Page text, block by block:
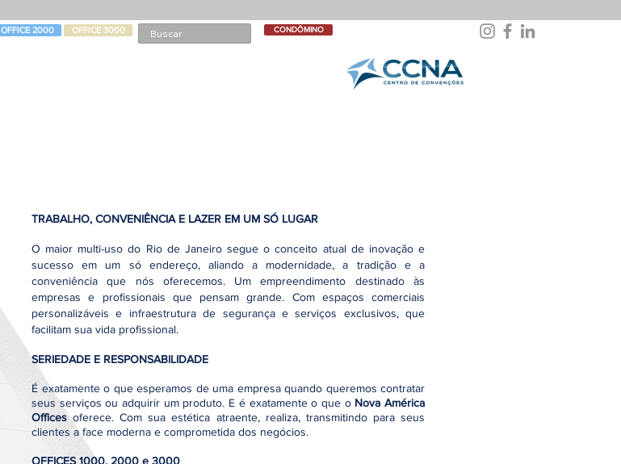
OFFICE 2000 OFFICE 3000 CONDÔMINO
TRABALHO, CONVENIÊNCIA E LAZER EM UM SÓ LUGAR
O maior multi-uso do Rio de Janeiro segue o conceito atual de inovação e
sucesso em um só endereço, aliando a modernidade, a tradição e a
conveniência que nós oferecemos. Um empreendimento destinado às
empresas e profissionais que pensam grande. Com espaços comerciais
personalizáveis e infraestrutura de segurança e serviços exclusivos, que
facilitam sua vida profissional.
SERIEDADE E RESPONSABILIDADE
É exatamente o que esperamos de uma empresa quando queremos contratar
seus serviços ou adquirir um produto. E é exatamente o que o Nova América
Officesoferece. Com sua estética atraente, realiza, transmitindo para seus
clientes a face moderna e comprometida dos negócios.
OFFICES 1000. 2000 e 3000